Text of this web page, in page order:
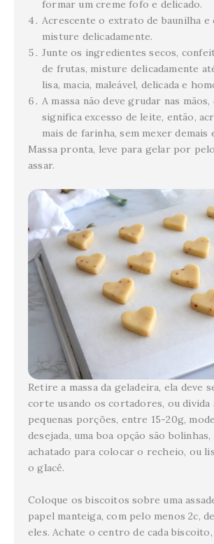
formar um creme fofo e delicado.
Acrescente o extrato de baunilha e
misture delicadamente.
Junte os ingredientes secos,
de frutas, misture delicadamente
lisa, macia, maleável, delicada e
A massa não deve grudar nas
significa excesso de leite, então,
mais de farinha, sem mexer demais
Massa pronta, leve para gelar por
assar.
Retire a massa da geladeira, ela deve
corte usando os cortadores, ou divida
pequenas porções, entre 15-20g,
desejada, uma boa opção são
achatado para colocar o recheio, ou
o glacê.
Coloque os biscoitos sobre uma
papel manteiga, com pelo menos 2c,
eles. Achate o centro de cada